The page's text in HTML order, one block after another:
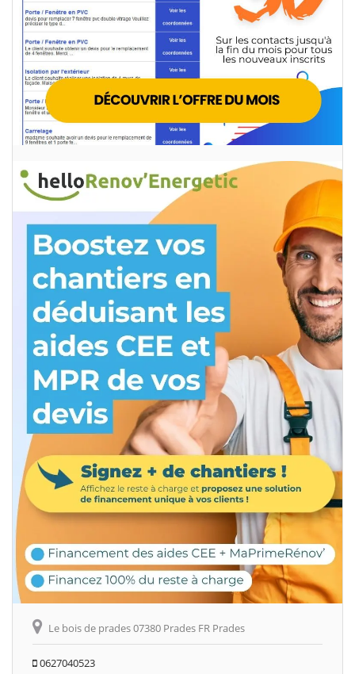
Le bois de prades 07380 Prades FR Prades
0627040523